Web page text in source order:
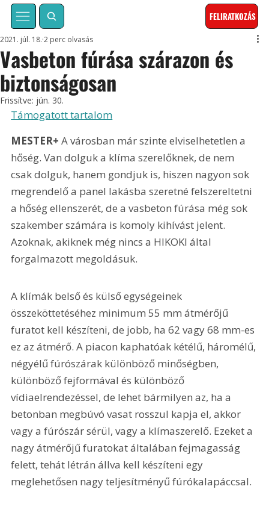
FELIRATKOZÁS
Vasbeton fúrása szárazon és
biztonságosan
2021. júl. 18. 2 perc olvasás
Frissítve: jún. 30.
Támogatott tartalom
MESTER+ A városban már szinte elviselhetetlen a
hőség. Van dolguk a klíma szerelőknek, de nem
csak dolguk, hanem gondjuk is, hiszen nagyon sok
megrendelő a panel lakásba szeretné felszereltetni
a hőség ellenszerét, de a vasbeton fúrása még sok
szakember számára is komoly kihívást jelent.
Azoknak, akiknek még nincs a HIKOKI által
forgalmazott megoldásuk.
A klímák belső és külső egységeinek
összeköttetéséhez minimum 55 mm átmérőjű
furatot kell készíteni, de jobb, ha 62 vagy 68 mm-es
ez az átmérő. A piacon kaphatóak kétélű, háromélű,
négyélű fúrószárak különböző minőségben,
különböző fejformával és különböző
vídiaelrendezéssel, de lehet bármilyen az, ha a
betonban megbúvó vasat rosszul kapja el, akkor
vagy a fúrószár sérül, vagy a klímaszerelő. Ezeket a
nagy átmérőjű furatokat általában fejmagasság
felett, tehát létrán állva kell készíteni egy
meglehetősen nagy teljesítményű fúrókalapáccsal.